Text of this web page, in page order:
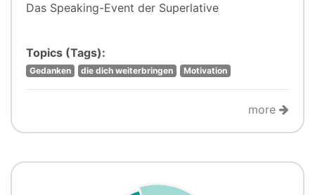
Das Speaking-Event der Superlative
Topics (Tags):
Gedanken die dich weiterbringen Motivation
more